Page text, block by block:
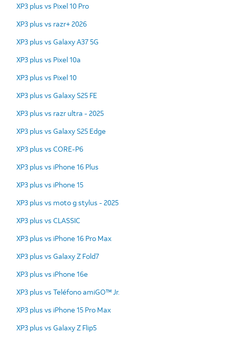
XP3 plus vs Pixel 10 Pro
XP3 plus vs razr+ 2026
XP3 plus vs Galaxy A37 5G
XP3 plus vs Pixel 10a
XP3 plus vs Pixel 10
XP3 plus vs Galaxy S25 FE
XP3 plus vs razr ultra - 2025
XP3 plus vs Galaxy S25 Edge
XP3 plus vs CORE-P6
XP3 plus vs iPhone 16 Plus
XP3 plus vs iPhone 15
XP3 plus vs moto g stylus - 2025
XP3 plus vs CLASSIC
XP3 plus vs iPhone 16 Pro Max
XP3 plus vs Galaxy Z Fold7
XP3 plus vs iPhone 16e
XP3 plus vs Teléfono amiGO™ Jr.
XP3 plus vs iPhone 15 Pro Max
XP3 plus vs Galaxy Z Flip5